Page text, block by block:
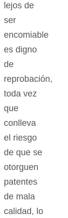
lejos de
ser
encomiable
es digno
de
reprobación,
toda vez
que
conlleva
el riesgo
de que se
otorguen
patentes
de mala
calidad, lo